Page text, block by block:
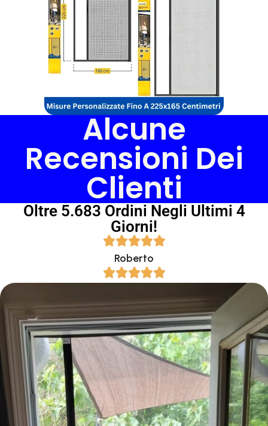
Alcune
Recensioni Dei
Clienti
Oltre 5.683 Ordini Negli Ultimi 4
Giorni!
Roberto